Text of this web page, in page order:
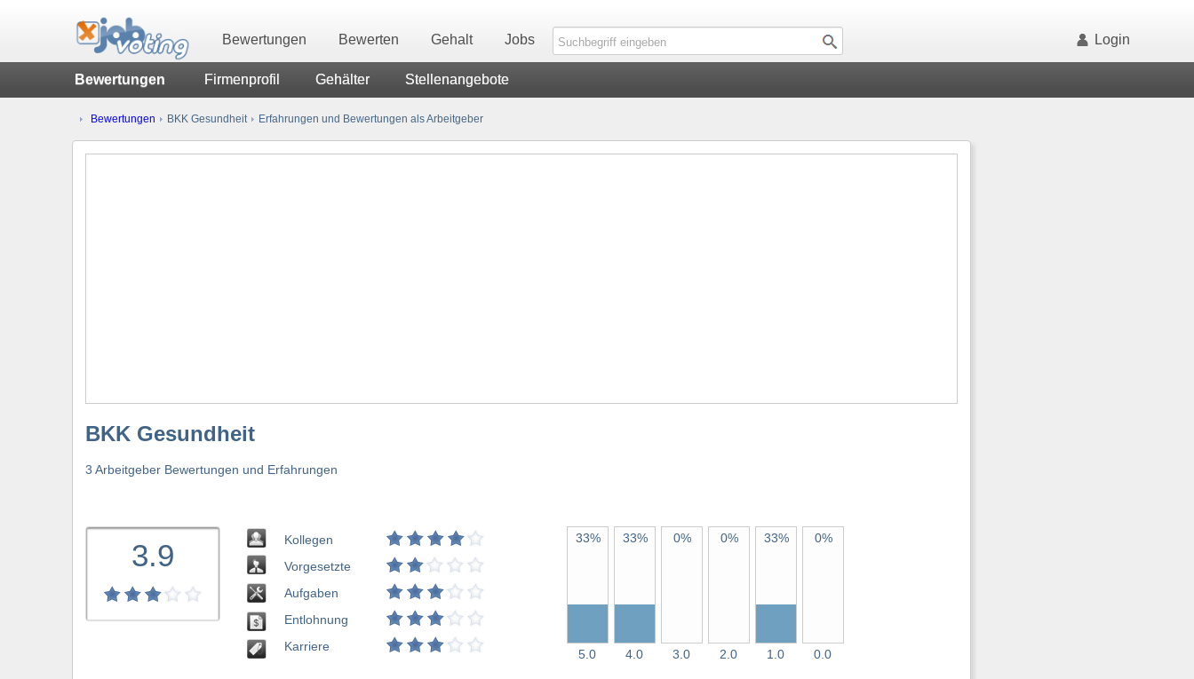
Bewertungen Bewerten Gehalt Jobs Login
Bewertungen Firmenprofil Gehälter Stellenangebote
Bewertungen BKK Gesundheit Erfahrungen und Bewertungen als Arbeitgeber
BKK Gesundheit
3 Arbeitgeber Bewertungen und Erfahrungen
3.9
Kollegen
Vorgesetzte
Aufgaben
Entlohnung
Karriere
33%
5.0
33%
4.0
0%
3.0
0%
2.0
33%
1.0
0%
0.0